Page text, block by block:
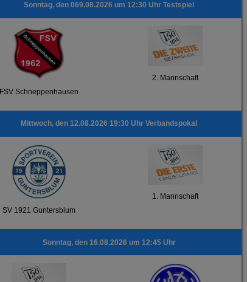
Sonntag, den 069.08.2026 um 12:30 Uhr Testspiel
FSV Schneppenhausen
2. Mannschaft
Mittwoch, den 12.08.2026 19:30 Uhr Verbandspokal
SV 1921 Guntersblum
1. Mannschaft
Sonntag, den 16.08.2026 um 12:45 Uhr